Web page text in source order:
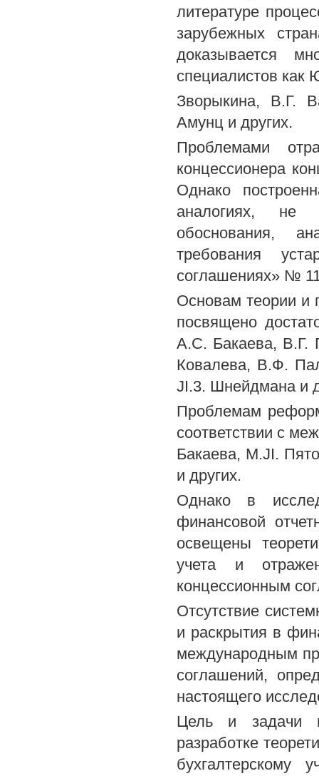
литературе
зарубежных
доказывается
специалистов как
Зворыкина, В.Г.
Амунц и других.
Проблемами
концессионера
Однако
аналогиях, не
обоснования,
требования
соглашениях» №
Основам теории и
посвящено
A.C. Бакаева, В.Г.
Ковалева, В.Ф.
JI.3. Шнейдмана и
Проблемам
соответствии с
Бакаева, M.JI.
и других.
Однако в
финансовой
освещены
учета и
концессионным
Отсутствие
и раскрытия в
международным
соглашений,
настоящего
Цель и задачи
разработке
бухгалтерскому